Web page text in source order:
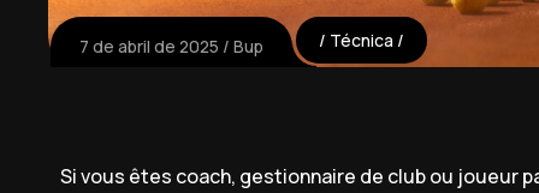
7 de abril de 2025 Bup Técnica
Si vous êtes coach, gestionnaire de club ou joueur